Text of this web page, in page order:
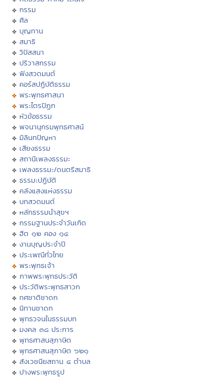
กรรม
ศีล
บุญทาน
สมาธิ
วิปัสสนา
ปริวาสกรรม
ฟังสวดมนต์
คอร์สปฏิบัติธรรม
พระพุทธศาสนา
พระไตรปิฏก
หัวข้อธรรม
พจนานุกรมพุทธศาสน์
มิลินทปัญหา
เสียงธรรม
สถานีเพลงธรรมะ
เพลงธรรมะ/ดนตรีสมาธิ
ธรรมะปฏิบัติ
คลังแสงแห่งธรรม
บทสวดมนต์
หลักธรรมนำสุขฯ
กรรมฐานประจำวันเกิด
ฮีต ๑๒ คอง ๑๔
งานบุญประจำปี
ประเพณีทั่วไทย
พระพุทธเจ้า
ภาพพระพุทธประวัติ
ประวัติพระพุทธสาวก
ทศชาติชาดก
นิทานชาดก
พุทธวจนในธรรมบท
มงคล ๓๘ ประการ
พุทธศาสนสุภาษิต
พุทธศาสนสุภาษิต ๖๒๑
สังเวชนียสถาน ๔ ตำบล
ปางพระพุทธรูป